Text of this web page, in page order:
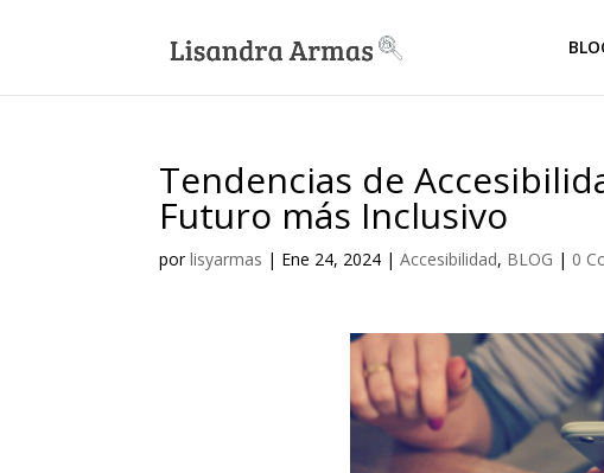
Tendencias de
Futuro más Inclusivo
porlisyarmas | Ene 24, 2024 |Accesibilidad, BLOG | 0